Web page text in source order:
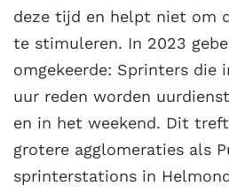
deze tijd en helpt niet om
te stimuleren. In 2023
omgekeerde: Sprinters die
uur reden worden
en in het weekend. Dit
grotere agglomeraties als
sprinterstations in